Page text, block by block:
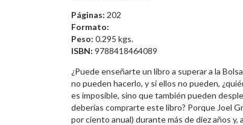
Páginas: 202
Formato:
Peso: 0.295 kgs.
ISBN: 9788418464089
¿Puede enseñarte un libro a superar a la
no pueden hacerlo, y si ellos no pueden,
es imposible, sino que también pueden
deberías comprarte este libro? Porque Joel
por ciento anual) durante más de diez años